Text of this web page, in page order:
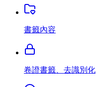
書籤內容
卷證書籤、去識別化